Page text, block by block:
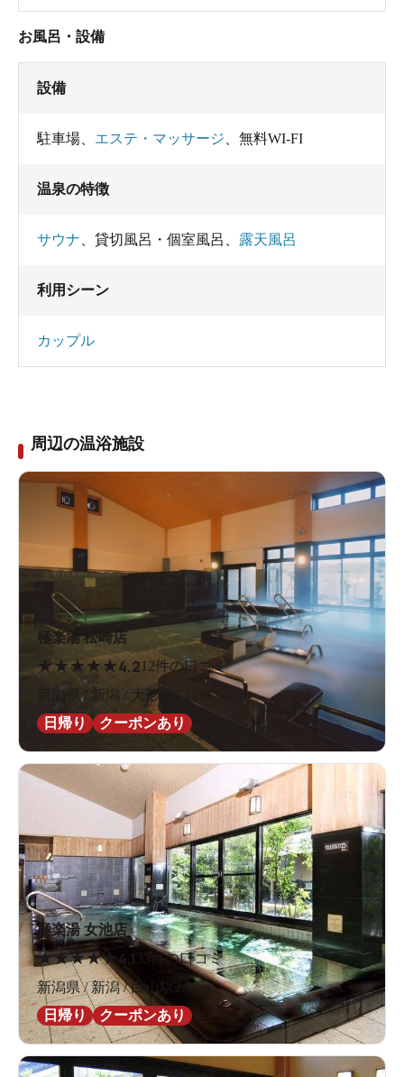
お風呂・設備
設備
駐車場 エステ・マッサージ 無料WI-FI
温泉の特徴
サウナ 貸切風呂・個室風呂 露天風呂
利用シーン
カップル
周辺の温浴施設
極楽湯 松崎店
★★★★★4.212件の口コミ
新潟県 / 新潟 / 大形駅2.1km
日帰り
クーポンあり
極楽湯 女池店
★★★★★4.1
33件の口コミ
新潟県 / 新潟 / 白山駅2.5km
日帰り
クーポンあり